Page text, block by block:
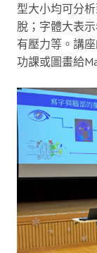
型大小均可分
脫；字體大表
有壓力等。講
功課或圖畫給